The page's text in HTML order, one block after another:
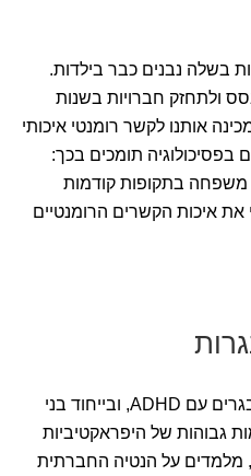
בשלה נבנים כבר בילדות.
ולתחזק חברויות בשנות
אותנו לקשר רומנטי איכותי
בפסיכולוגיה תומכים בכך:
משפחה בתקופות קודמות
איכות הקשרים הרומנטיים
מחקרים התפתחותיים על מתבגרים עם ADHD, ובייחוד בני
גבוהות של היפראקטיביות
מלמדים על הנטיה החברתית